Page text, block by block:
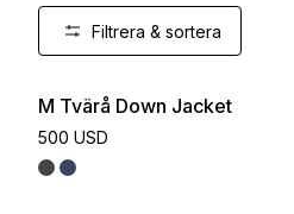
Filtrera & sortera
M Tvärå Down Jacket
500 USD